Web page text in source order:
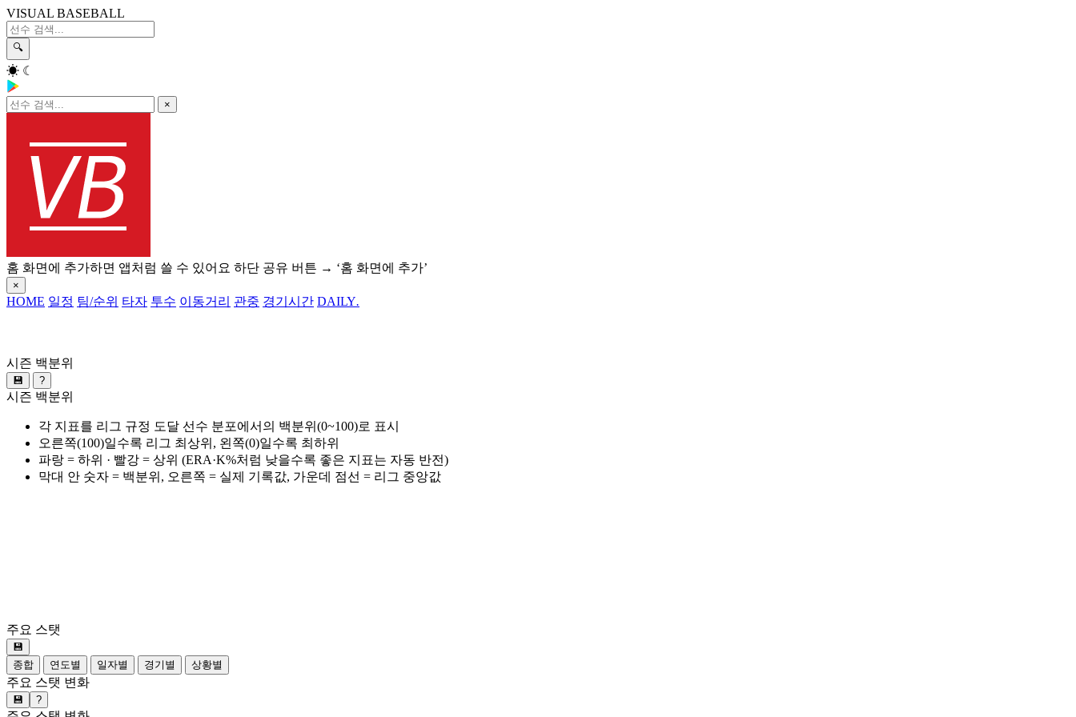
VISUAL BASEBALL
🔍
☀ ☾
×
홈 화면에 추가하면 앱처럼 쓸 수 있어요 하단 공유 버튼 → ‘홈 화면에 추가’
×
HOME 일정 팀/순위 타자 투수 이동거리 관중 경기시간 DAILY.
시즌 백분위
💾 ?
시즌 백분위
각 지표를 리그 규정 도달 선수 분포에서의 백분위(0~100)로 표시
오른쪽(100)일수록 리그 최상위, 왼쪽(0)일수록 최하위
파랑 = 하위 · 빨강 = 상위 (ERA·K%처럼 낮을수록 좋은 지표는 자동 반전)
막대 안 숫자 = 백분위, 오른쪽 = 실제 기록값, 가운데 점선 = 리그 중앙값
주요 스탯
💾
종합
연도별 일자별 경기별 상황별
주요 스탯 변화
💾 ?